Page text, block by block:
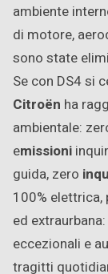
ambiente
di motore,
sono state
Se con DS4 si
Citroën ha
ambientale:
emissioni
guida, zero
100%
ed
eccezionali e
tragitti